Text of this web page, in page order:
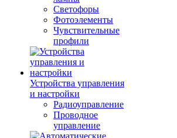
Светофоры
Фотоэлементы
Чувствительные
профили
Устройства управления
и настройки
Радиоуправление
Проводное
управление